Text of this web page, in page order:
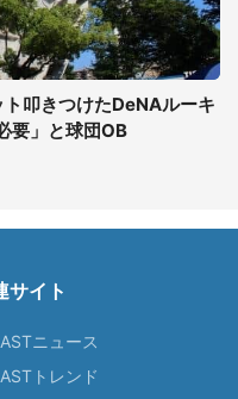
叩きつけたDeNAルーキ
要」と球団OB
サイト
ニュース
トレンド